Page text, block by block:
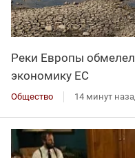
Реки Европы
экономику ЕС
Общество 14 минут